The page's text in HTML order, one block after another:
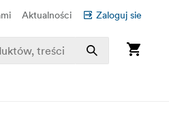
Aktualności Zaloguj sie